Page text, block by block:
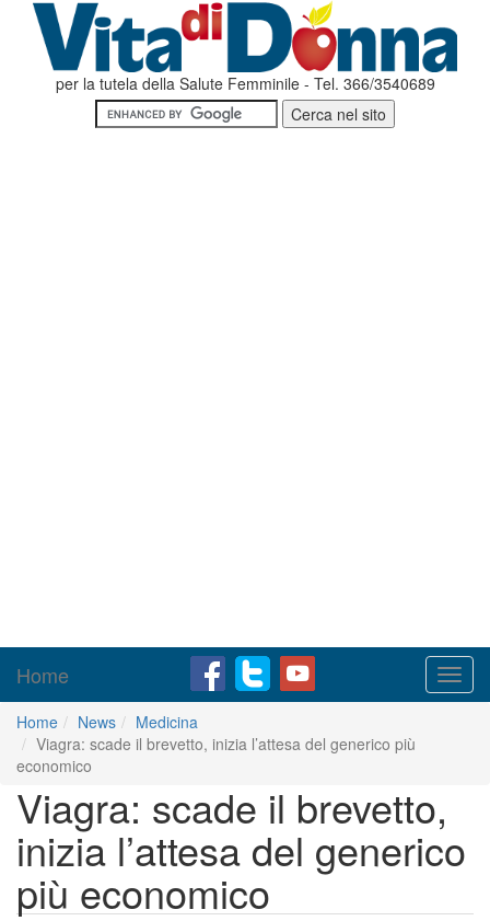
per la tutela della Salute Femminile - Tel. 366/3540689
Home
Home News
Medicina
Viagra: scade il brevetto, inizia l’attesa del generico più
economico
Viagra: scade il brevetto,
inizia l’attesa del generico
più economico